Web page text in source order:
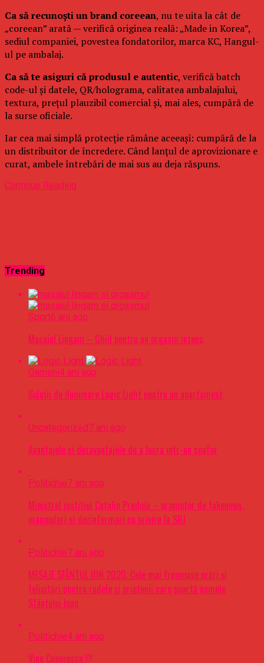
Ca să recunoști un brand coreean, nu te uita la cât de
„coreean” arată — verifică originea reală: „Made in Korea”,
sediul companiei, povestea fondatorilor, marca KC, Hangul-
ul pe ambalaj.
Ca să te asiguri că produsul e autentic, verifică batch
code-ul și datele, QR/holograma, calitatea ambalajului,
textura, prețul plauzibil comercial și, mai ales, cumpără de
la surse oficiale.
Iar cea mai simplă protecție rămâne aceeași: cumpără de la
un distribuitor de încredere. Când lanțul de aprovizionare e
curat, ambele întrebări de mai sus au deja răspuns.
Continue Reading
Trending
Sport6 ani ago
Masajul Lingam – Ghid pentru un orgasm intens
Oameni4 ani ago
Soluții de iluminare Logic Light pentru un apartament
Uncategorized7 ani ago
Avantajele si dezavantajele de a lucra intr-un coafor
Politichie7 ani ago
Ministrul justitiei Catalin Predoiu – promotor de fakenews,
manipulari si dezinformari cu privire la SIIJ
Politichie7 ani ago
MESAJE SFÂNTUL ION 2020. Cele mai frumoase urări şi
felicitări pentru rudele şi prietenii care poartă numele
Sfântului Ioan
Politichie4 ani ago
Vine Ceaușescu !?